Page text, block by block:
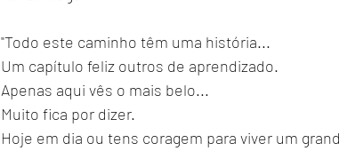
"Todo este caminho têm uma história...
Um capítulo feliz outros de aprendizado.
Apenas aqui vês o mais belo...
Muito fica por dizer.
Hoje em dia ou tens coragem para viver um